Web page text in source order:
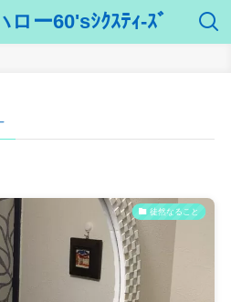
ー60'sｼｸｽﾃｨ-ｽﾞ
徒然なること